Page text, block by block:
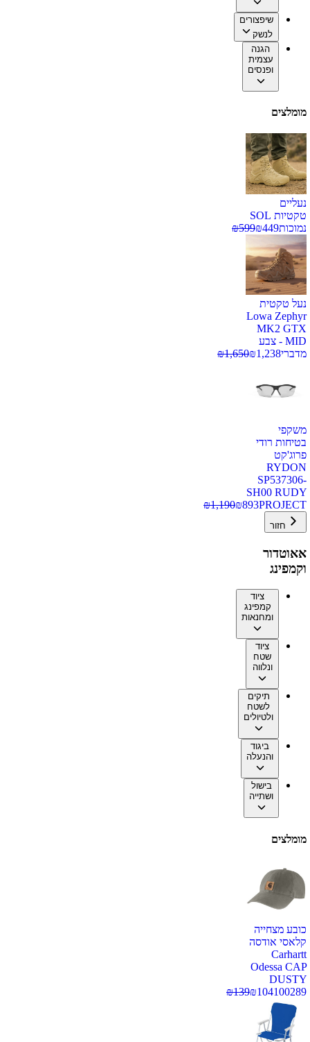
שיפצורים
לנשק
הגנה
עצמית
ופנסים
מומלצים
נעליים
טקטיות SOL
נמוכות
₪449
₪599
נעל טקטית
Lowa Zephyr
MK2 GTX
MID - צבע
מדברי
₪1,238
₪1,650
משקפי
בטיחות רודי
פרוג'קט
RYDON
SP537306-
SH00 RUDY
PROJECT
₪893
₪1,190
חזור
אאוטדור
וקמפינג
ציוד
קמפינג
ומחנאות
ציוד
שטח
ונלווה
תיקים
לשטח
ולטיולים
ביגוד
והנעלה
בישול
ושתייה
מומלצים
כובע מצחייה
קלאסי אודסה
Carhartt
Odessa CAP
DUSTY
100289
₪104
₪139